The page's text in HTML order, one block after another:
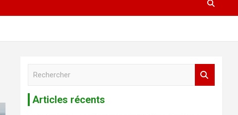
Articles récents